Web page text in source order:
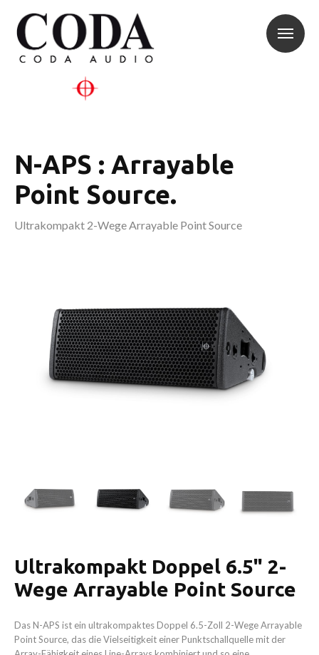
N-APS : Arrayable
Point Source.
Ultrakompakt 2-Wege Arrayable Point Source
Ultrakompakt Doppel 6.5" 2-
Wege Arrayable Point Source
Das N-APS ist ein ultrakompaktes Doppel 6.5-Zoll 2-Wege Arrayable
Point Source, das die Vielseitigkeit einer Punktschallquelle mit der